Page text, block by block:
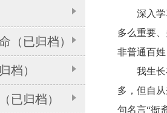
（已归档）
档）
已归档）
深入
多么重要
非普通百
我生
多，但自
句名言“衙